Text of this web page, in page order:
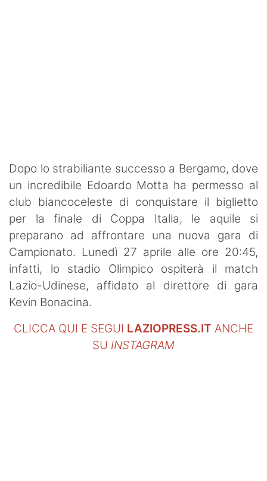
Dopo lo strabiliante successo a Bergamo, dove
un incredibile Edoardo Motta ha permesso al
club biancoceleste di conquistare il biglietto
per la finale di Coppa Italia, le aquile si
preparano ad affrontare una nuova gara di
Campionato. Lunedì 27 aprile alle ore 20:45,
infatti, lo stadio Olimpico ospiterà il match
Lazio-Udinese, affidato al direttore di gara
Kevin Bonacina.
CLICCA QUI E SEGUI LAZIOPRESS.IT ANCHE
SU INSTAGRAM